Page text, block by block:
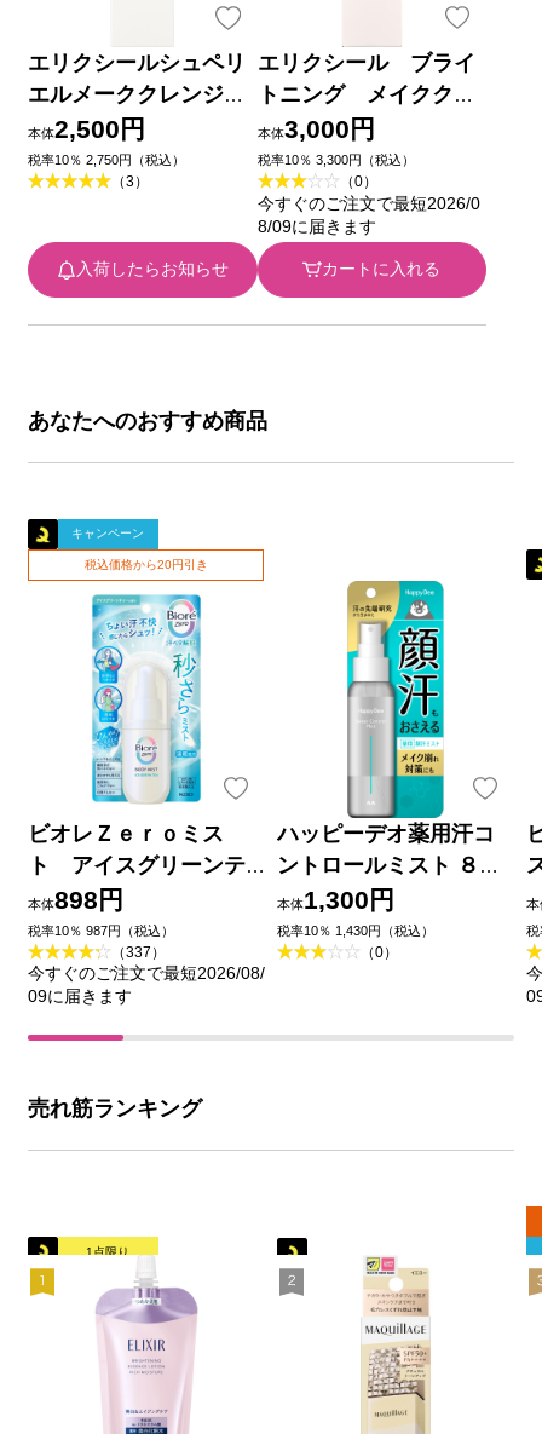
エリクシールシュペリ
エルメーククレンジン
グオイルN １５０ｍｌ
資生堂
本体2,500円
税率10％ 2,750円（税込）
（3）
入荷したらお知らせ
エリクシール ブライ
トニング メイククレ
ンジングオイル １４５
ｍｌ 資生堂 (医薬部外
品)
本体3,000円
税率10％ 3,300円（税込）
（0）
今すぐのご注文で最短2026/0
8/09に届きます
カートに入れる
あなたへのおすすめ商品
キャンペーン
税込価格から20円引き
ビオレＺｅｒｏミス
ト アイスグリーンテ
ィーの香り ６０ｍＬ 花
王
本体898円
税率10％ 987円（税込）
（337）
今すぐのご注文で最短2026/08/
09に届きます
ハッピーデオ薬用汗コ
ントロールミスト ８０
ｍｌ マンダム (医薬部外
品)
本体1,300円
税率10％ 1,430円（税込）
（0）
本
税
売れ筋ランキング
1点限り